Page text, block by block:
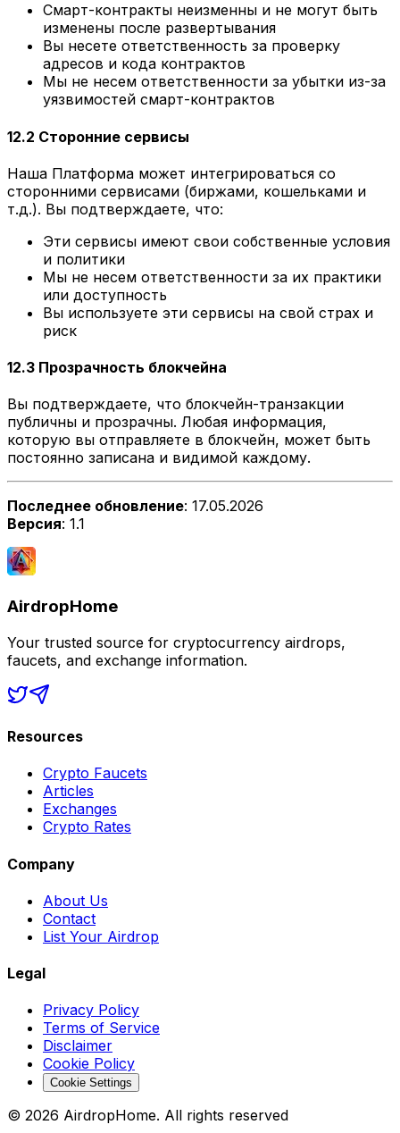
Смарт-контракты неизменны и не могут быть
изменены после развертывания
Вы несете ответственность за проверку
адресов и кода контрактов
Мы не несем ответственности за убытки из-за
уязвимостей смарт-контрактов
12.2 Сторонние сервисы
Наша Платформа может интегрироваться со
сторонними сервисами (биржами, кошельками и
т.д.). Вы подтверждаете, что:
Эти сервисы имеют свои собственные условия
и политики
Мы не несем ответственности за их практики
или доступность
Вы используете эти сервисы на свой страх и
риск
12.3 Прозрачность блокчейна
Вы подтверждаете, что блокчейн-транзакции
публичны и прозрачны. Любая информация,
которую вы отправляете в блокчейн, может быть
постоянно записана и видимой каждому.
Последнее обновление: 17.05.2026
Версия: 1.1
AirdropHome
Your trusted source for cryptocurrency airdrops,
faucets, and exchange information.
Resources
Crypto Faucets
Articles
Exchanges
Crypto Rates
Company
About Us
Contact
List Your Airdrop
Legal
Privacy Policy
Terms of Service
Disclaimer
Cookie Policy
Cookie Settings
© 2026 AirdropHome. All rights reserved